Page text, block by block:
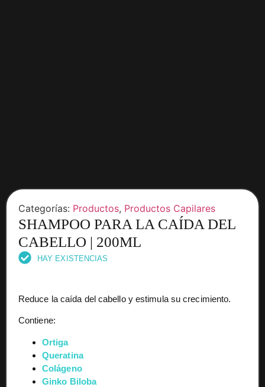
Categorías: Productos, Productos Capilares
SHAMPOO PARA LA CAÍDA DEL
CABELLO | 200ML
HAY EXISTENCIAS
Reduce la caída del cabello y estimula su crecimiento.
Contiene:
Ortiga
Queratina
Colágeno
Ginko Biloba